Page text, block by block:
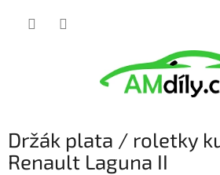
Držák plata / roletky
Renault Laguna II